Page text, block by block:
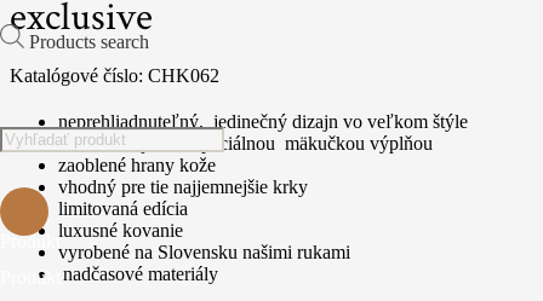
Products search
Produkt
Produkt
exclusive
Katalógové číslo: CHK062
neprehliadnuteľný, jedinečný dizajn vo veľkom štýle
vnútro obojku zo špeciálnou mäkučkou výplňou
zaoblené hrany kože
vhodný pre tie najjemnejšie krky
limitovaná edícia
luxusné kovanie
vyrobené na Slovensku našimi rukami
nadčasové materiály